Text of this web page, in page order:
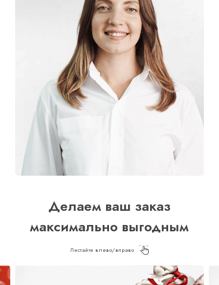
Делаем ваш заказ
максимально выгодным
Листайте влево/вправо